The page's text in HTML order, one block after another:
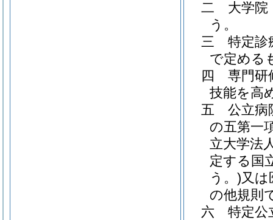
二
大学
う。
三
特定
で定める
四
専門
技能を高
五
公立
の五第一
立大学法
定する国
う。)又
の他規則
六
特定